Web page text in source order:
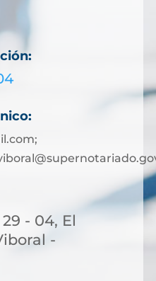
- 04, El
-